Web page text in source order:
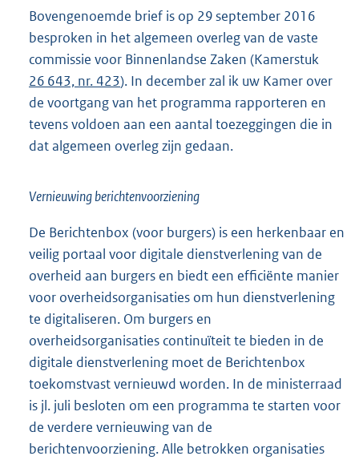
Bovengenoemde brief is op 29 september 2016
besproken in het algemeen overleg van de vaste
commissie voor Binnenlandse Zaken (Kamerstuk
26 643, nr. 423). In december zal ik uw Kamer over
de voortgang van het programma rapporteren en
tevens voldoen aan een aantal toezeggingen die in
dat algemeen overleg zijn gedaan.
Vernieuwing berichtenvoorziening
De Berichtenbox (voor burgers) is een herkenbaar en
veilig portaal voor digitale dienstverlening van de
overheid aan burgers en biedt een efficiënte manier
voor overheidsorganisaties om hun dienstverlening
te digitaliseren. Om burgers en
overheidsorganisaties continuïteit te bieden in de
digitale dienstverlening moet de Berichtenbox
toekomstvast vernieuwd worden. In de ministerraad
is jl. juli besloten om een programma te starten voor
de verdere vernieuwing van de
berichtenvoorziening. Alle betrokken organisaties